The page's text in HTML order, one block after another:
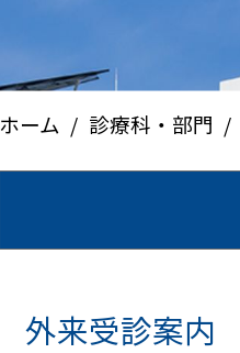
ホーム 診療科・部門
外来受診案内